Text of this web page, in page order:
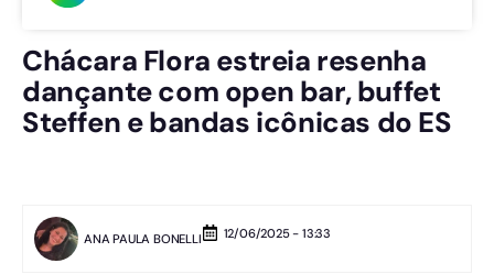
Chácara Flora estreia resenha
dançante com open bar, buffet
Steffen e bandas icônicas do ES
ANA PAULA BONELLI 12/06/2025 - 13:33